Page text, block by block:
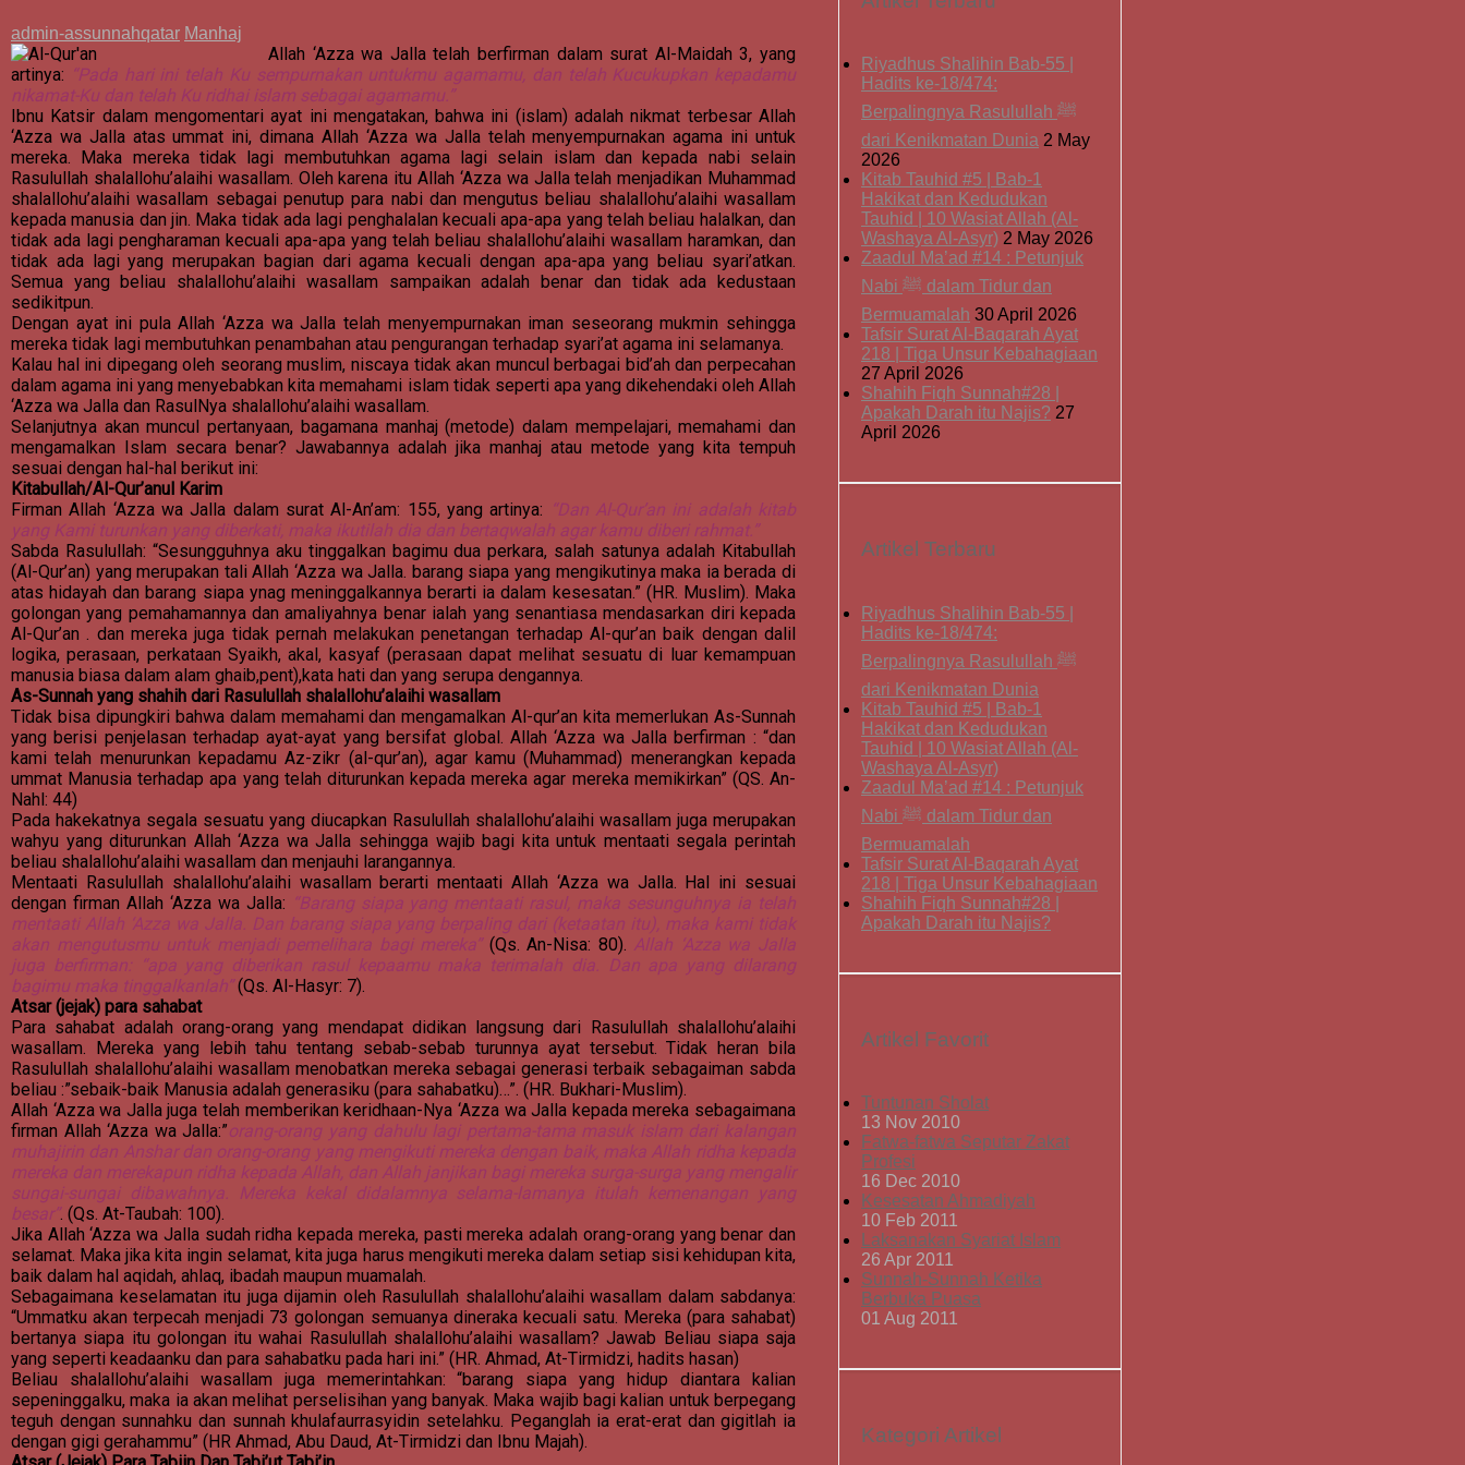
admin-assunnahqatar Manhaj
Allah ‘Azza wa Jalla telah berfirman dalam surat Al-Maidah 3, yang
artinya: “Pada hari ini telah Ku sempurnakan untukmu agamamu, dan telah Kucukupkan kepadamu
nikamat-Ku dan telah Ku ridhai islam sebagai agamamu.”
Ibnu Katsir dalam mengomentari ayat ini mengatakan, bahwa ini (islam) adalah nikmat terbesar Allah
‘Azza wa Jalla atas ummat ini, dimana Allah ‘Azza wa Jalla telah menyempurnakan agama ini untuk
mereka. Maka mereka tidak lagi membutuhkan agama lagi selain islam dan kepada nabi selain
Rasulullah shalallohu’alaihi wasallam. Oleh karena itu Allah ‘Azza wa Jalla telah menjadikan Muhammad
shalallohu’alaihi wasallam sebagai penutup para nabi dan mengutus beliau shalallohu’alaihi wasallam
kepada manusia dan jin. Maka tidak ada lagi penghalalan kecuali apa-apa yang telah beliau halalkan, dan
tidak ada lagi pengharaman kecuali apa-apa yang telah beliau shalallohu’alaihi wasallam haramkan, dan
tidak ada lagi yang merupakan bagian dari agama kecuali dengan apa-apa yang beliau syari’atkan.
Semua yang beliau shalallohu’alaihi wasallam sampaikan adalah benar dan tidak ada kedustaan
sedikitpun.
Dengan ayat ini pula Allah ‘Azza wa Jalla telah menyempurnakan iman seseorang mukmin sehingga
mereka tidak lagi membutuhkan penambahan atau pengurangan terhadap syari’at agama ini selamanya.
Kalau hal ini dipegang oleh seorang muslim, niscaya tidak akan muncul berbagai bid’ah dan perpecahan
dalam agama ini yang menyebabkan kita memahami islam tidak seperti apa yang dikehendaki oleh Allah
‘Azza wa Jalla dan RasulNya shalallohu’alaihi wasallam.
Selanjutnya akan muncul pertanyaan, bagamana manhaj (metode) dalam mempelajari, memahami dan
mengamalkan Islam secara benar? Jawabannya adalah jika manhaj atau metode yang kita tempuh
sesuai dengan hal-hal berikut ini:
Kitabullah/Al-Qur’anul Karim
Firman Allah ‘Azza wa Jalla dalam surat Al-An’am: 155, yang artinya: “Dan Al-Qur’an ini adalah kitab
yang Kami turunkan yang diberkati, maka ikutilah dia dan bertaqwalah agar kamu diberi rahmat.”
Sabda Rasulullah: “Sesungguhnya aku tinggalkan bagimu dua perkara, salah satunya adalah Kitabullah
(Al-Qur’an) yang merupakan tali Allah ‘Azza wa Jalla. barang siapa yang mengikutinya maka ia berada di
atas hidayah dan barang siapa ynag meninggalkannya berarti ia dalam kesesatan.” (HR. Muslim). Maka
golongan yang pemahamannya dan amaliyahnya benar ialah yang senantiasa mendasarkan diri kepada
Al-Qur’an . dan mereka juga tidak pernah melakukan penetangan terhadap Al-qur’an baik dengan dalil
logika, perasaan, perkataan Syaikh, akal, kasyaf (perasaan dapat melihat sesuatu di luar kemampuan
manusia biasa dalam alam ghaib,pent),kata hati dan yang serupa dengannya.
As-Sunnah yang shahih dari Rasulullah shalallohu’alaihi wasallam
Tidak bisa dipungkiri bahwa dalam memahami dan mengamalkan Al-qur’an kita memerlukan As-Sunnah
yang berisi penjelasan terhadap ayat-ayat yang bersifat global. Allah ‘Azza wa Jalla berfirman : “dan
kami telah menurunkan kepadamu Az-zikr (al-qur’an), agar kamu (Muhammad) menerangkan kepada
ummat Manusia terhadap apa yang telah diturunkan kepada mereka agar mereka memikirkan” (QS. An-
Nahl: 44)
Pada hakekatnya segala sesuatu yang diucapkan Rasulullah shalallohu’alaihi wasallam juga merupakan
wahyu yang diturunkan Allah ‘Azza wa Jalla sehingga wajib bagi kita untuk mentaati segala perintah
beliau shalallohu’alaihi wasallam dan menjauhi larangannya.
Mentaati Rasulullah shalallohu’alaihi wasallam berarti mentaati Allah ‘Azza wa Jalla. Hal ini sesuai
dengan firman Allah ‘Azza wa Jalla: “Barang siapa yang mentaati rasul, maka sesunguhnya ia telah
mentaati Allah ‘Azza wa Jalla. Dan barang siapa yang berpaling dari (ketaatan itu), maka kami tidak
akan mengutusmu untuk menjadi pemelihara bagi mereka” (Qs. An-Nisa: 80). Allah ‘Azza wa Jalla
juga berfirman: “apa yang diberikan rasul kepaamu maka terimalah dia. Dan apa yang dilarang
bagimu maka tinggalkanlah” (Qs. Al-Hasyr: 7).
Atsar (jejak) para sahabat
Para sahabat adalah orang-orang yang mendapat didikan langsung dari Rasulullah shalallohu’alaihi
wasallam. Mereka yang lebih tahu tentang sebab-sebab turunnya ayat tersebut. Tidak heran bila
Rasulullah shalallohu’alaihi wasallam menobatkan mereka sebagai generasi terbaik sebagaiman sabda
beliau :”sebaik-baik Manusia adalah generasiku (para sahabatku)…”. (HR. Bukhari-Muslim).
Allah ‘Azza wa Jalla juga telah memberikan keridhaan-Nya ‘Azza wa Jalla kepada mereka sebagaimana
firman Allah ‘Azza wa Jalla:”orang-orang yang dahulu lagi pertama-tama masuk islam dari kalangan
muhajirin dan Anshar dan orang-orang yang mengikuti mereka dengan baik, maka Allah ridha kepada
mereka dan merekapun ridha kepada Allah, dan Allah janjikan bagi mereka surga-surga yang mengalir
sungai-sungai dibawahnya. Mereka kekal didalamnya selama-lamanya itulah kemenangan yang
besar”. (Qs. At-Taubah: 100).
Jika Allah ‘Azza wa Jalla sudah ridha kepada mereka, pasti mereka adalah orang-orang yang benar dan
selamat. Maka jika kita ingin selamat, kita juga harus mengikuti mereka dalam setiap sisi kehidupan kita,
baik dalam hal aqidah, ahlaq, ibadah maupun muamalah.
Sebagaimana keselamatan itu juga dijamin oleh Rasulullah shalallohu’alaihi wasallam dalam sabdanya:
“Ummatku akan terpecah menjadi 73 golongan semuanya dineraka kecuali satu. Mereka (para sahabat)
bertanya siapa itu golongan itu wahai Rasulullah shalallohu’alaihi wasallam? Jawab Beliau siapa saja
yang seperti keadaanku dan para sahabatku pada hari ini.” (HR. Ahmad, At-Tirmidzi, hadits hasan)
Beliau shalallohu’alaihi wasallam juga memerintahkan: “barang siapa yang hidup diantara kalian
sepeninggalku, maka ia akan melihat perselisihan yang banyak. Maka wajib bagi kalian untuk berpegang
teguh dengan sunnahku dan sunnah khulafaurrasyidin setelahku. Peganglah ia erat-erat dan gigitlah ia
dengan gigi gerahammu” (HR Ahmad, Abu Daud, At-Tirmidzi dan Ibnu Majah).
Riyadhus Shalihin Bab-55 |
Hadits ke-18/474:
Berpalingnya Rasulullah ﷺ
dari Kenikmatan Dunia 2 May
2026
Kitab Tauhid #5 | Bab-1
Hakikat dan Kedudukan
Tauhid | 10 Wasiat Allah (Al-
Washaya Al-Asyr) 2 May 2026
Zaadul Ma’ad #14 : Petunjuk
Nabi ﷺ dalam Tidur dan
Bermuamalah 30 April 2026
Tafsir Surat Al-Baqarah Ayat
218 | Tiga Unsur Kebahagiaan
27 April 2026
Shahih Fiqh Sunnah#28 |
Apakah Darah itu Najis? 27
April 2026
Artikel Terbaru
Riyadhus Shalihin Bab-55 |
Hadits ke-18/474:
Berpalingnya Rasulullah ﷺ
dari Kenikmatan Dunia
Kitab Tauhid #5 | Bab-1
Hakikat dan Kedudukan
Tauhid | 10 Wasiat Allah (Al-
Washaya Al-Asyr)
Zaadul Ma’ad #14 : Petunjuk
Nabi ﷺ dalam Tidur dan
Bermuamalah
Tafsir Surat Al-Baqarah Ayat
218 | Tiga Unsur Kebahagiaan
Shahih Fiqh Sunnah#28 |
Apakah Darah itu Najis?
Artikel Favorit
Tuntunan Sholat
13 Nov 2010
Fatwa-fatwa Seputar Zakat
Profesi
16 Dec 2010
Kesesatan Ahmadiyah
10 Feb 2011
Laksanakan Syariat Islam
26 Apr 2011
Sunnah-Sunnah Ketika
Berbuka Puasa
01 Aug 2011
Kategori Artikel